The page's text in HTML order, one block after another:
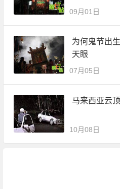
09月01日
为何鬼节出
天眼
07月05日
马来西亚云
10月08日